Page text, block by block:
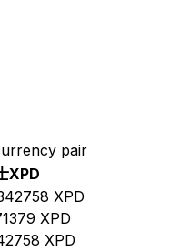
pair
XPD
XPD
XPD
XPD